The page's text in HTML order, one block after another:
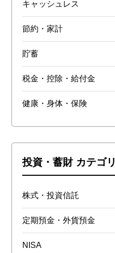
キャッシュレス
節約・家計
貯蓄
税金・控除・給付金
健康・身体・保険
投資・蓄財 カテゴリ
株式・投資信託
定期預金・外貨預金
NISA